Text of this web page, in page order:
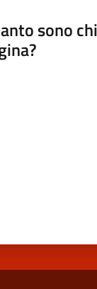
sono